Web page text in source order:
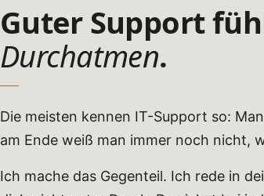
Guter Support
Durchatmen.
Die meisten kennen IT-Support so:
am Ende weiß man immer noch nicht,
Ich mache das Gegenteil. Ich rede in